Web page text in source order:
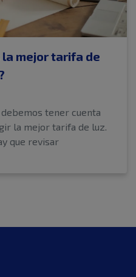
la mejor tarifa de
tener cuenta
la mejor tarifa de luz.
que revisar